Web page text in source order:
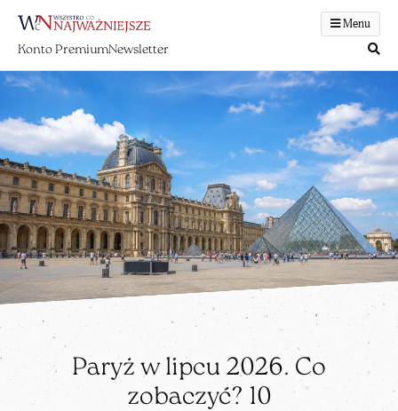
Menu
Konto PremiumNewsletter
Paryż w lipcu 2026. Co
zobaczyć? 10